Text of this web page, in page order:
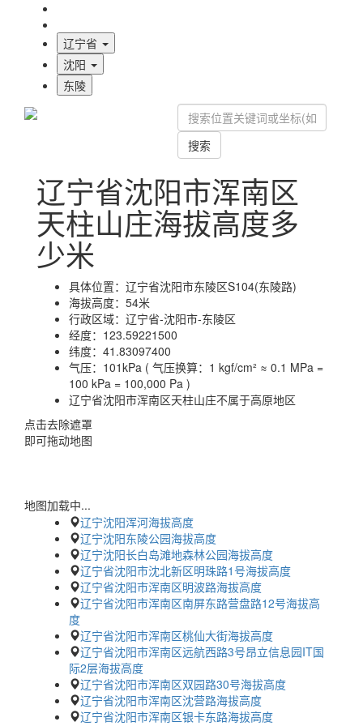
辽宁省
沈阳
东陵
搜索
辽宁省沈阳市浑南区
天柱山庄海拔高度多
少米
具体位置： 辽宁省沈阳市东陵区S104(东陵路)
海拔高度： 54米
行政区域： 辽宁省-沈阳市-东陵区
经度： 123.59221500
纬度： 41.83097400
气压： 101kPa ( 气压换算：1 kgf/cm² ≈ 0.1 MPa =
100 kPa = 100,000 Pa )
辽宁省沈阳市浑南区天柱山庄不属于高原地区
点击去除遮罩
即可拖动地图
地图加载中...
辽宁沈阳浑河海拔高度
辽宁沈阳东陵公园海拔高度
辽宁沈阳长白岛滩地森林公园海拔高度
辽宁省沈阳市沈北新区明珠路1号海拔高度
辽宁省沈阳市浑南区明波路海拔高度
辽宁省沈阳市浑南区南屏东路营盘路12号海拔高
度
辽宁省沈阳市浑南区桃仙大街海拔高度
辽宁省沈阳市浑南区远航西路3号昂立信息园IT国
际2层海拔高度
辽宁省沈阳市浑南区双园路30号海拔高度
辽宁省沈阳市浑南区沈营路海拔高度
辽宁省沈阳市浑南区银卡东路海拔高度